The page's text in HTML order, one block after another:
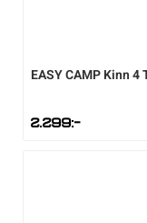
EASY CAMPKinn 4
2.299:-